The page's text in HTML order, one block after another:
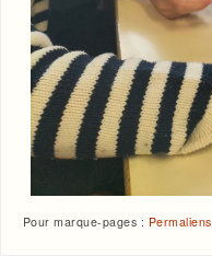
Pour marque-pages : Permaliens